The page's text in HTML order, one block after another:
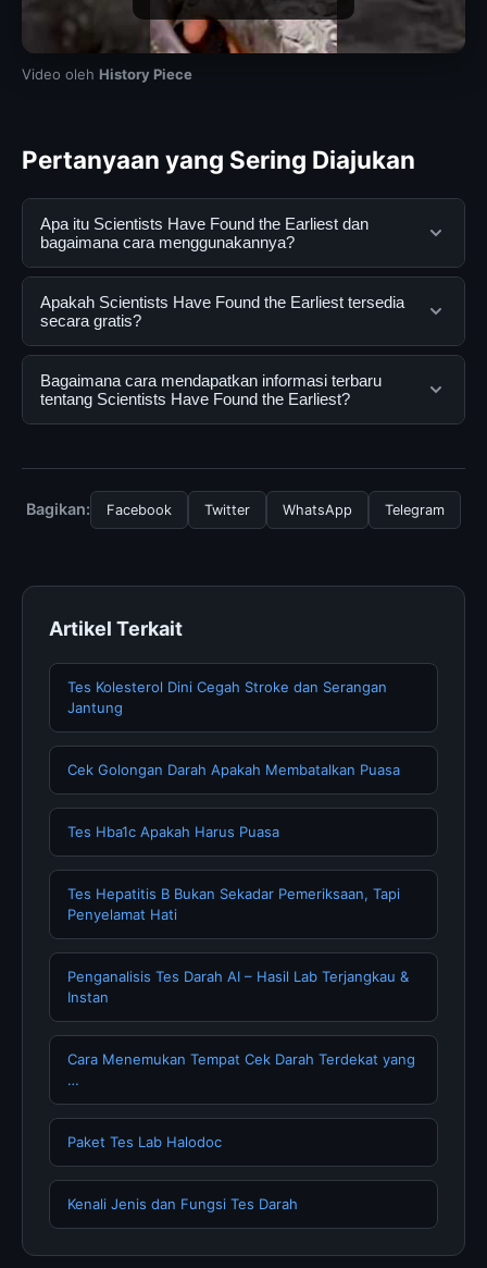
Video oleh History Piece
Pertanyaan yang Sering Diajukan
Apa itu Scientists Have Found the Earliest dan
bagaimana cara menggunakannya?
Scientists Have Found the Earliest adalah layanan
digital yang dirancang untuk membantu pengguna
mendapatkan informasi lengkap dan terpercaya. Anda
dapat menggunakannya dengan mengunjungi situs
resmi dan mengikuti panduan yang tersedia.
Apakah Scientists Have Found the Earliest tersedia
secara gratis?
Ya, Scientists Have Found the Earliest dapat diakses
secara gratis oleh semua pengguna. Tidak ada biaya
tersembunyi atau langganan yang diperlukan untuk
Bagaimana cara mendapatkan informasi terbaru
tentang Scientists Have Found the Earliest?
mengunjungi halaman resmi kami secara berkala. Kami
selalu memperbarui konten dengan informasi terkini dan
Bagikan: Facebook Twitter WhatsApp Telegram
Artikel Terkait
Tes Kolesterol Dini Cegah Stroke dan Serangan
Jantung
Cek Golongan Darah Apakah Membatalkan Puasa
Tes Hba1c Apakah Harus Puasa
Tes Hepatitis B Bukan Sekadar Pemeriksaan, Tapi
Penyelamat Hati
Penganalisis Tes Darah AI – Hasil Lab Terjangkau &
Instan
Cara Menemukan Tempat Cek Darah Terdekat yang
…
Paket Tes Lab Halodoc
Kenali Jenis dan Fungsi Tes Darah